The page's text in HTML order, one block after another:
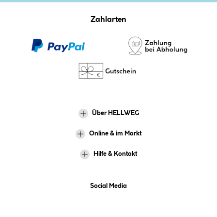
Zahlarten
Über HELLWEG
Online & im Markt
Hilfe & Kontakt
Social Media